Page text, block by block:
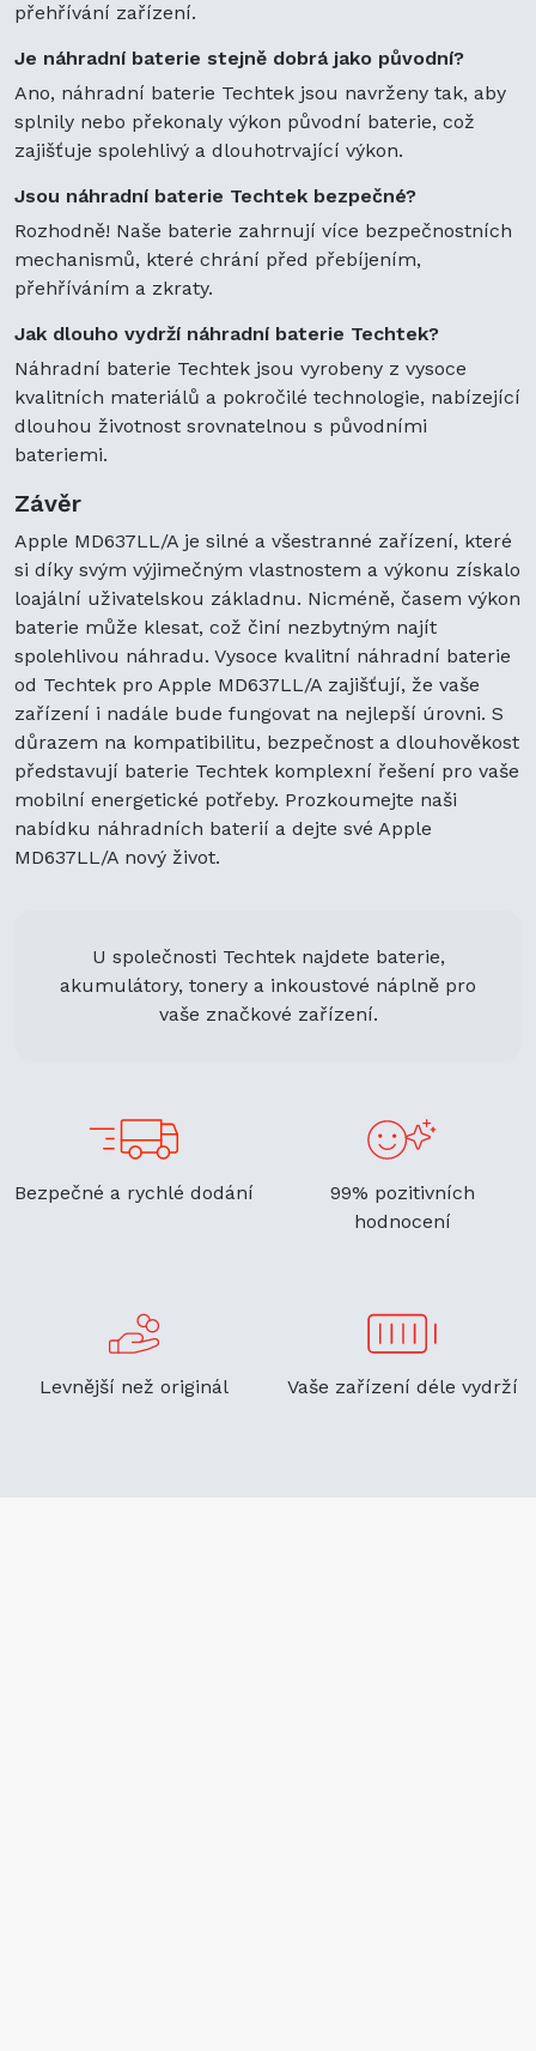
přehřívání zařízení.
Je náhradní baterie stejně dobrá jako původní?
Ano, náhradní baterie Techtek jsou navrženy tak, aby
splnily nebo překonaly výkon původní baterie, což
zajišťuje spolehlivý a dlouhotrvající výkon.
Jsou náhradní baterie Techtek bezpečné?
Rozhodně! Naše baterie zahrnují více bezpečnostních
mechanismů, které chrání před přebíjením,
přehříváním a zkraty.
Jak dlouho vydrží náhradní baterie Techtek?
Náhradní baterie Techtek jsou vyrobeny z vysoce
kvalitních materiálů a pokročilé technologie, nabízející
dlouhou životnost srovnatelnou s původními
bateriemi.
Závěr
Apple MD637LL/A je silné a všestranné zařízení, které
si díky svým výjimečným vlastnostem a výkonu získalo
loajální uživatelskou základnu. Nicméně, časem výkon
baterie může klesat, což činí nezbytným najít
spolehlivou náhradu. Vysoce kvalitní náhradní baterie
od Techtek pro Apple MD637LL/A zajišťují, že vaše
zařízení i nadále bude fungovat na nejlepší úrovni. S
důrazem na kompatibilitu, bezpečnost a dlouhověkost
představují baterie Techtek komplexní řešení pro vaše
mobilní energetické potřeby. Prozkoumejte naši
nabídku náhradních baterií a dejte své Apple
MD637LL/A nový život.
U společnosti Techtek najdete baterie,
akumulátory, tonery a inkoustové náplně pro
vaše značkové zařízení.
Bezpečné a rychlé dodání
99% pozitivních
hodnocení
Levnější než originál Vaše zařízení déle vydrží